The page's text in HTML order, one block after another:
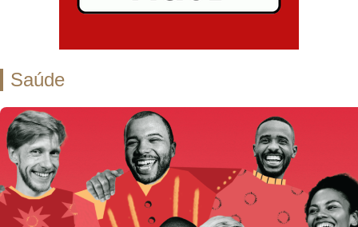
Saúde